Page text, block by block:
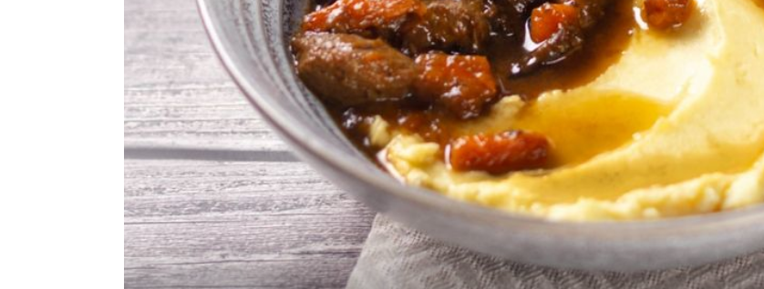
BON APPETIT!
Majke svih umaka: 5 kultnih recepata
koje moraju znati svi kuhari
NEMA JAJA, NEMA PROBLEMA
10 najboljih zamjena za
koje koriste i vegani i